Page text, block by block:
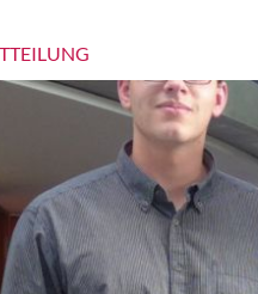
Wirkung
(I)
Bildungsministerium
widmet
sich
Grundlagenforschung
im